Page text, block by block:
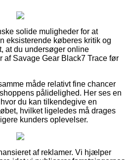
solide muligheder for at
eksisterende køberes kritik og
at du undersøger online
af Savage Gear Black7 Trace før
måde relativt fine chancer
pålidelighed. Her ses en
du kan tilkendegive en
hvilket ligeledes må drages
kunders oplevelser.
af reklamer. Vi hjælper